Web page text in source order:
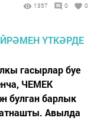
1357 0 0
гасырлар буе
ЧЕМЕК
булган барлык
Авылда